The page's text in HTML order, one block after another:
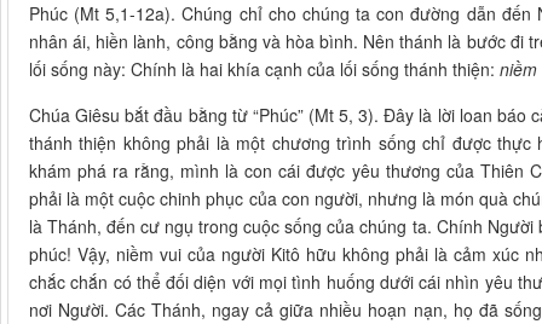
Phúc (Mt 5,1-12a). Chúng chỉ cho chúng ta con đường dẫn
nhân ái, hiền lành, công bằng và hòa bình. Nên thánh là bước đi
lối sống này: Chính là hai khía cạnh của lối sống thánh thiện: niềm
Chúa Giêsu bắt đầu bằng từ “Phúc” (Mt 5, 3). Đây là lời loan
thánh thiện không phải là một chương trình sống chỉ được
khám phá ra rằng, mình là con cái được yêu thương của Thiên
phải là một cuộc chinh phục của con người, nhưng là món quà
là Thánh, đến cư ngụ trong cuộc sống của chúng ta. Chính
phúc! Vậy, niềm vui của người Kitô hữu không phải là cảm xúc
chắc chắn có thể đối diện với mọi tình huống dưới cái nhìn yêu
nơi Người. Các Thánh, ngay cả giữa nhiều hoạn nạn, họ đã